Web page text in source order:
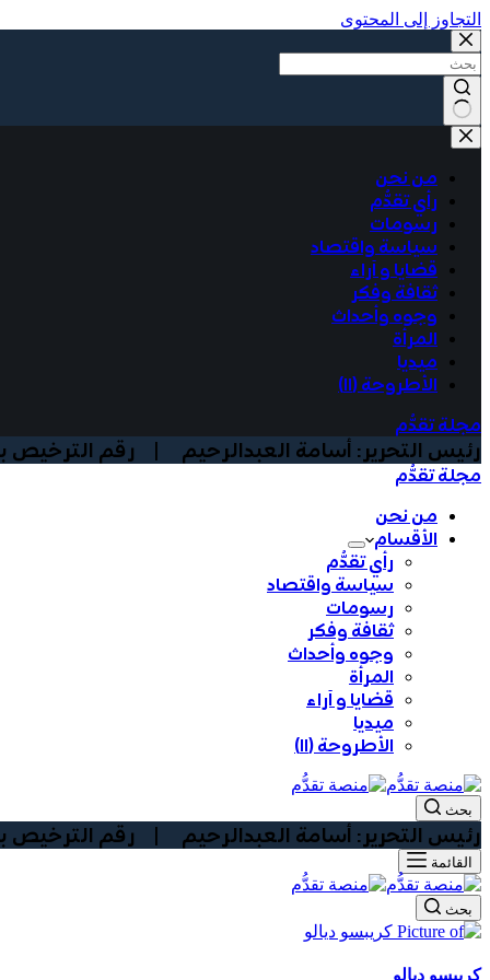
التجاوز إلى المحتوى
No
results
من نحن
رأي تقدُّم
رسومات
سياسة واقتصاد
قضايا و آراء
ثقافة وفكر
وجوه وأحداث
المرأة
ميديا
الأطروحة (١١)
مجلة تقدُّم
رئيس التحرير: أسامة العبدالرحيم | رقم الترخيص بوزارة
مجلة تقدُّم
من نحن
الأقسام
رأي تقدُّم
سياسة واقتصاد
رسومات
ثقافة وفكر
وجوه وأحداث
المرأة
قضايا و آراء
ميديا
الأطروحة (١١)
بحث
رئيس التحرير: أسامة العبدالرحيم | رقم الترخيص بوزارة
القائمة
بحث
كريبسو ديالو